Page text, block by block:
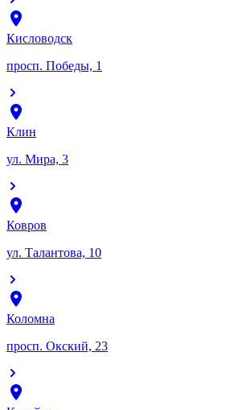
Кисловодск
просп. Победы, 1
Клин
ул. Мира, 3
Ковров
ул. Талантова, 10
Коломна
просп. Окский, 23